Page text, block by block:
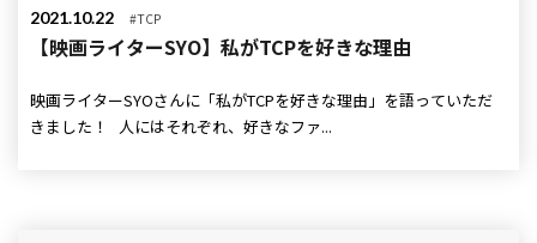
2021.10.22 #TCP
【映画ライターSYO】私がTCPを好きな理由
映画ライターSYOさんに「私がTCPを好きな理由」を語っていただ
きました！ 人にはそれぞれ、好きなファ...